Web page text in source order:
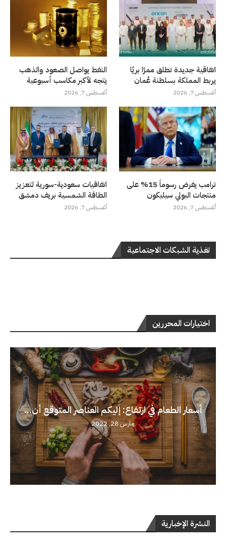
اتفاقية جديدة تطلق ممرًا بريًا
يربط المملكة بسلطنة عُمان
أغسطس 7, 2026
النفط يواصل الصعود والذهب
يتجه لأكبر مكاسب أسبوعية
أغسطس 7, 2026
ترامب يفرض رسوماً 15% على
منتجات البولي سيليكون
أغسطس 7, 2026
اتفاقيات سعودية-سورية لتعزيز
الطاقة الشمسية بريف دمشق
أغسطس 7, 2026
تغذية الشبكات الاجتماعية
اختيارات المحررين
أسعار الطعام في ارتفاع: إليكم العناصر المتوقع أن...
مارس 28, 2022
النشرة الإخبارية